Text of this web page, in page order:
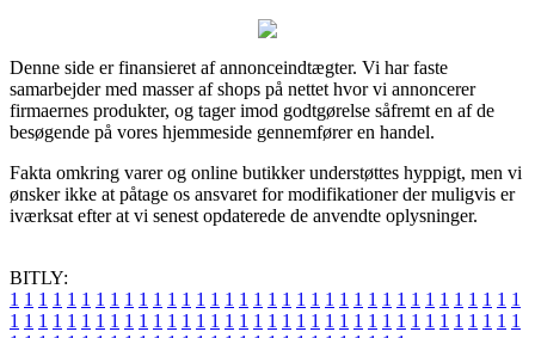
Denne side er finansieret af annonceindtægter. Vi har faste
samarbejder med masser af shops på nettet hvor vi annoncerer
firmaernes produkter, og tager imod godtgørelse såfremt en af de
besøgende på vores hjemmeside gennemfører en handel.
Fakta omkring varer og online butikker understøttes hyppigt, men vi
ønsker ikke at påtage os ansvaret for modifikationer der muligvis er
iværksat efter at vi senest opdaterede de anvendte oplysninger.
BITLY:
1 1 1 1 1 1 1 1 1 1 1 1 1 1 1 1 1 1 1 1 1 1 1 1 1 1 1 1 1 1 1 1 1 1 1 1
1 1 1 1 1 1 1 1 1 1 1 1 1 1 1 1 1 1 1 1 1 1 1 1 1 1 1 1 1 1 1 1 1 1 1 1